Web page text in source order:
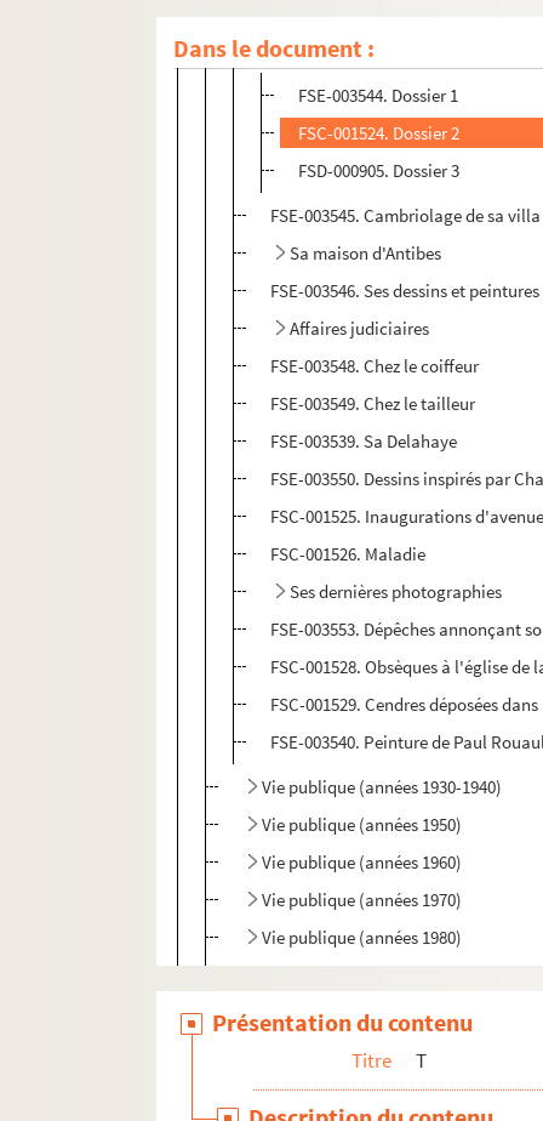
Dans le document :
Sa villa d'Aix-en-Provence, "le
FSE-003544. Dossier 1
FSC-001524. Dossier 2
FSD-000905. Dossier 3
FSE-003545. Cambriolage de sa
Sa maison d'Antibes
FSE-003546. Ses dessins et peintures
Affaires judiciaires
FSE-003548. Chez le coiffeur
FSE-003549. Chez le tailleur
FSE-003539. Sa Delahaye
FSE-003550. Dessins inspirés par
FSC-001525. Inaugurations
FSC-001526. Maladie
Ses dernières photographies
FSE-003553. Dépêches annonçant
FSC-001528. Obsèques à l'église de
FSC-001529. Cendres déposées
FSE-003540. Peinture de Paul
Vie publique (années 1930-1940)
Vie publique (années 1950)
Vie publique (années 1960)
Vie publique (années 1970)
Vie publique (années 1980)
Déplacements en France
FSE-003615. Voyages à l’étranger :
FSE-003616. Voyages à l’étranger :
Présentation du contenu
Titre T